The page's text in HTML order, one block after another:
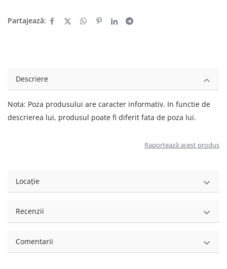
Partajează:
Descriere
Nota: Poza produsului are caracter informativ. In functie de
descrierea lui, produsul poate fi diferit fata de poza lui.
Raportează acest produs
Locație
Recenzii
Comentarii